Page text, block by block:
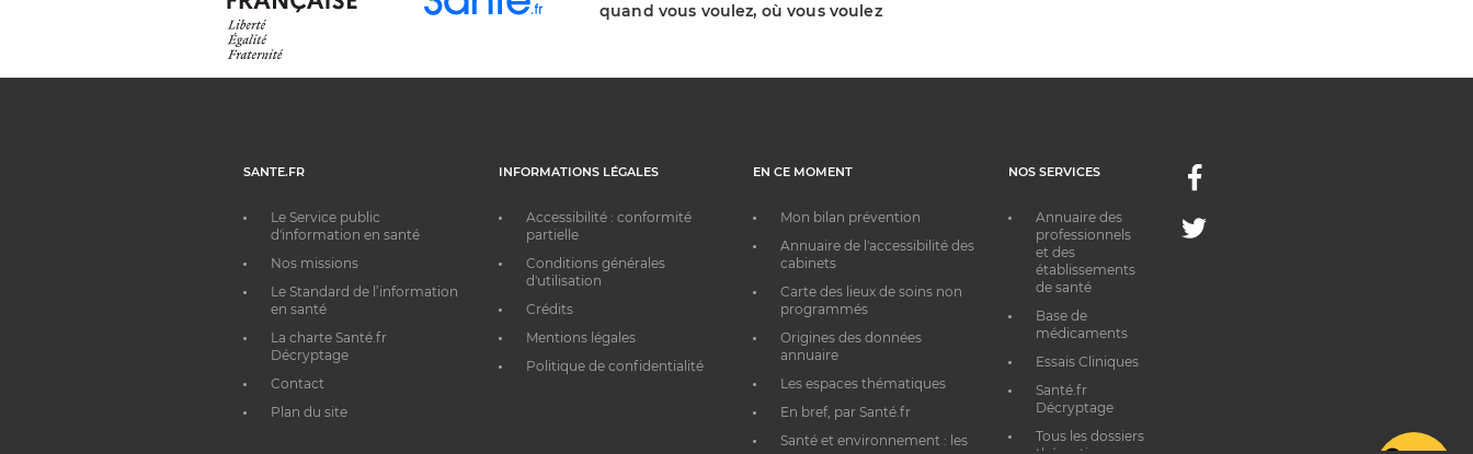
quand vous voulez, où vous voulez
SANTE.FR
Le Service public
d'information en santé
Nos missions
Le Standard de l’information
en santé
La charte Santé.fr
Décryptage
Contact
Plan du site
INFORMATIONS LÉGALES
Accessibilité : conformité
partielle
Conditions générales
d'utilisation
Crédits
Mentions légales
Politique de confidentialité
EN CE MOMENT
Mon bilan prévention
Annuaire de l'accessibilité des
cabinets
Carte des lieux de soins non
programmés
Origines des données
annuaire
Les espaces thématiques
En bref, par Santé.fr
Santé et environnement : les
NOS SERVICES
Annuaire des
professionnels
et des
établissements
de santé
Base de
médicaments
Essais Cliniques
Santé.fr
Décryptage
Tous les dossiers
Facebook
Twitter